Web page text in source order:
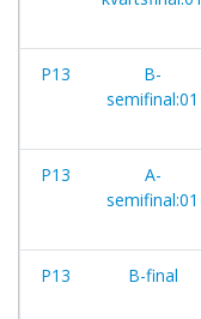
P13
B-
semifinal:01
P13
A-
semifinal:01
P13 B-final